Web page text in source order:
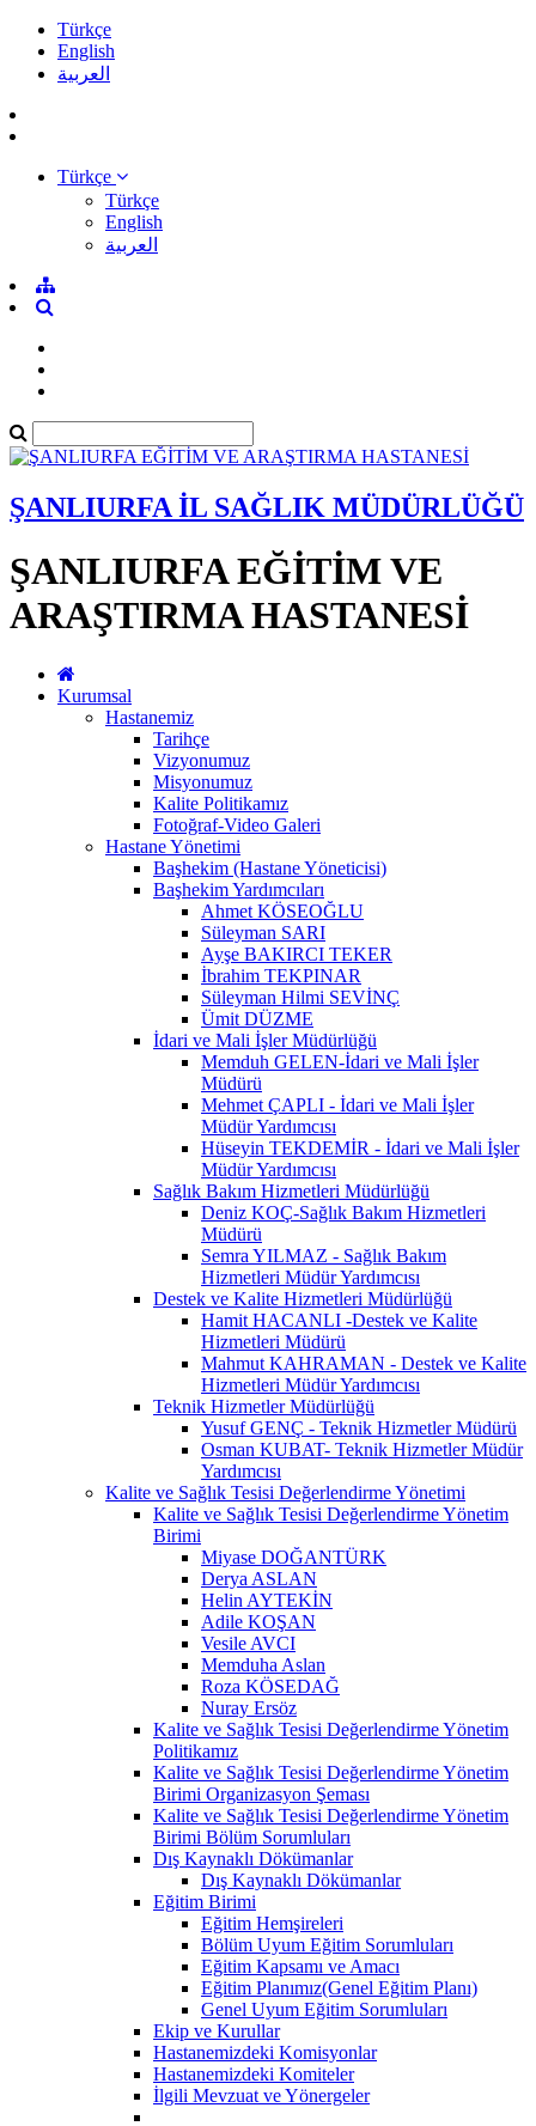
Türkçe
English
العربية
Türkçe
Türkçe
English
العربية
ŞANLIURFA İL SAĞLIK MÜDÜRLÜĞÜ
ŞANLIURFA EĞİTİM VE
ARAŞTIRMA HASTANESİ
Kurumsal
Hastanemiz
Tarihçe
Vizyonumuz
Misyonumuz
Kalite Politikamız
Fotoğraf-Video Galeri
Hastane Yönetimi
Başhekim (Hastane Yöneticisi)
Başhekim Yardımcıları
Ahmet KÖSEOĞLU
Süleyman SARI
Ayşe BAKIRCI TEKER
İbrahim TEKPINAR
Süleyman Hilmi SEVİNÇ
Ümit DÜZME
İdari ve Mali İşler Müdürlüğü
Memduh GELEN-İdari ve Mali İşler
Müdürü
Mehmet ÇAPLI - İdari ve Mali İşler
Müdür Yardımcısı
Hüseyin TEKDEMİR - İdari ve Mali İşler
Müdür Yardımcısı
Sağlık Bakım Hizmetleri Müdürlüğü
Deniz KOÇ-Sağlık Bakım Hizmetleri
Müdürü
Semra YILMAZ - Sağlık Bakım
Hizmetleri Müdür Yardımcısı
Destek ve Kalite Hizmetleri Müdürlüğü
Hamit HACANLI -Destek ve Kalite
Hizmetleri Müdürü
Mahmut KAHRAMAN - Destek ve Kalite
Hizmetleri Müdür Yardımcısı
Teknik Hizmetler Müdürlüğü
Yusuf GENÇ - Teknik Hizmetler Müdürü
Osman KUBAT- Teknik Hizmetler Müdür
Yardımcısı
Kalite ve Sağlık Tesisi Değerlendirme Yönetimi
Kalite ve Sağlık Tesisi Değerlendirme Yönetim
Birimi
Miyase DOĞANTÜRK
Derya ASLAN
Helin AYTEKİN
Adile KOŞAN
Vesile AVCI
Memduha Aslan
Roza KÖSEDAĞ
Nuray Ersöz
Kalite ve Sağlık Tesisi Değerlendirme Yönetim
Politikamız
Kalite ve Sağlık Tesisi Değerlendirme Yönetim
Birimi Organizasyon Şeması
Kalite ve Sağlık Tesisi Değerlendirme Yönetim
Birimi Bölüm Sorumluları
Dış Kaynaklı Dökümanlar
Dış Kaynaklı Dökümanlar
Eğitim Birimi
Eğitim Hemşireleri
Bölüm Uyum Eğitim Sorumluları
Eğitim Kapsamı ve Amacı
Eğitim Planımız(Genel Eğitim Planı)
Genel Uyum Eğitim Sorumluları
Ekip ve Kurullar
Hastanemizdeki Komisyonlar
Hastanemizdeki Komiteler
İlgili Mevzuat ve Yönergeler